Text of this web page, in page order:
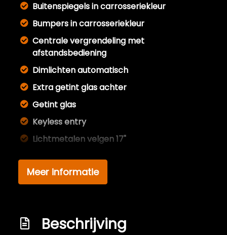
Buitenspiegels in carrosseriekleur
Bumpers in carrosseriekleur
Centrale vergrendeling met
afstandsbediening
Dimlichten automatisch
Extra getint glas achter
Getint glas
Keyless entry
Lichtmetalen velgen 17"
Mistlampen voor
Side-skirts
Meer informatie
Beschrijving